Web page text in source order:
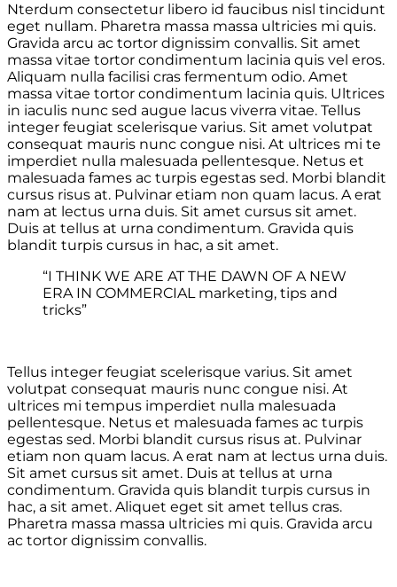
Nterdum consectetur libero id faucibus nisl tincidunt
eget nullam. Pharetra massa massa ultricies mi quis.
Gravida arcu ac tortor dignissim convallis. Sit amet
massa vitae tortor condimentum lacinia quis vel eros.
Aliquam nulla facilisi cras fermentum odio. Amet
massa vitae tortor condimentum lacinia quis. Ultrices
in iaculis nunc sed augue lacus viverra vitae. Tellus
integer feugiat scelerisque varius. Sit amet volutpat
consequat mauris nunc congue nisi. At ultrices mi te
imperdiet nulla malesuada pellentesque. Netus et
malesuada fames ac turpis egestas sed. Morbi blandit
cursus risus at. Pulvinar etiam non quam lacus. A erat
nam at lectus urna duis. Sit amet cursus sit amet.
Duis at tellus at urna condimentum. Gravida quis
blandit turpis cursus in hac, a sit amet.
“I THINK WE ARE AT THE DAWN OF A NEW
ERA IN COMMERCIAL marketing, tips and
tricks”
Tellus integer feugiat scelerisque varius. Sit amet
volutpat consequat mauris nunc congue nisi. At
ultrices mi tempus imperdiet nulla malesuada
pellentesque. Netus et malesuada fames ac turpis
egestas sed. Morbi blandit cursus risus at. Pulvinar
etiam non quam lacus. A erat nam at lectus urna duis.
Sit amet cursus sit amet. Duis at tellus at urna
condimentum. Gravida quis blandit turpis cursus in
hac, a sit amet. Aliquet eget sit amet tellus cras.
Pharetra massa massa ultricies mi quis. Gravida arcu
ac tortor dignissim convallis.